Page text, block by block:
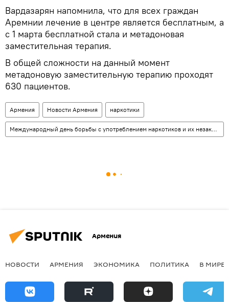
Вардазарян напомнила, что для всех граждан
Аремнии лечение в центре является бесплатным, а
с 1 марта бесплатной стала и метадоновая
заместительная терапия.
В общей сложности на данный момент
метадоновую заместительную терапию проходят
630 пациентов.
Армения Новости Армения наркотики
Международный день борьбы с употреблением наркотиков и их незаконным оборотом
Армения
НОВОСТИ АРМЕНИЯ ЭКОНОМИКА ПОЛИТИКА В МИРЕ